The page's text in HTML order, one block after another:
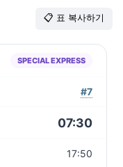
📋 표 복사하기
SPECIAL EXPRESS
#7
07:30
17:50